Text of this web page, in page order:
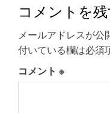
コメントを
メールアドレスが公
付いている欄は必須
コメント ※